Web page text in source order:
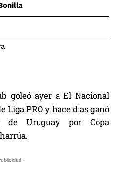
goleó ayer a El Nacional
Liga PRO y hace días ganó
de Uruguay por Copa
-